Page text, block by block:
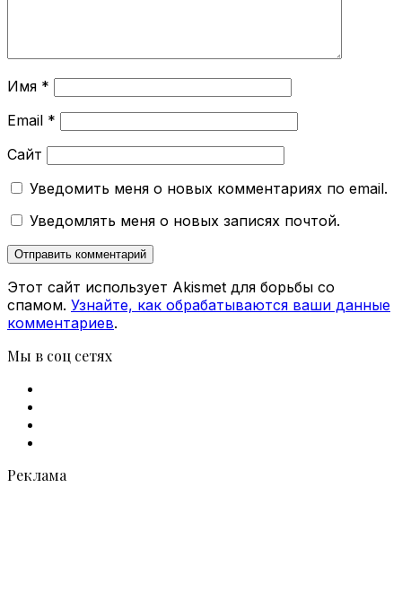
Имя *
Email *
Сайт
Уведомить меня о новых комментариях по email.
Уведомлять меня о новых записях почтой.
Этот сайт использует Akismet для борьбы со
спамом. Узнайте, как обрабатываются ваши данные
комментариев.
Мы в соц сетях
Реклама